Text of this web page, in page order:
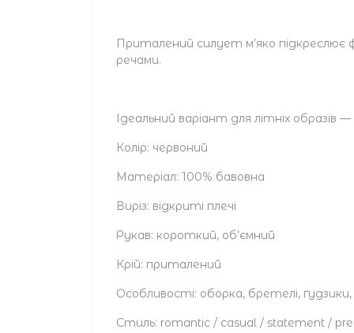
Приталений силует м’яко підкреслює
речами.
Ідеальний варіант для літніх образів
Колір: червоний
Матеріал: 100% бавовна
Виріз: відкриті плечі
Рукав: короткий, об’ємний
Крій: приталений
Особливості: оборка, бретелі,
Стиль: romantic / casual / statement /